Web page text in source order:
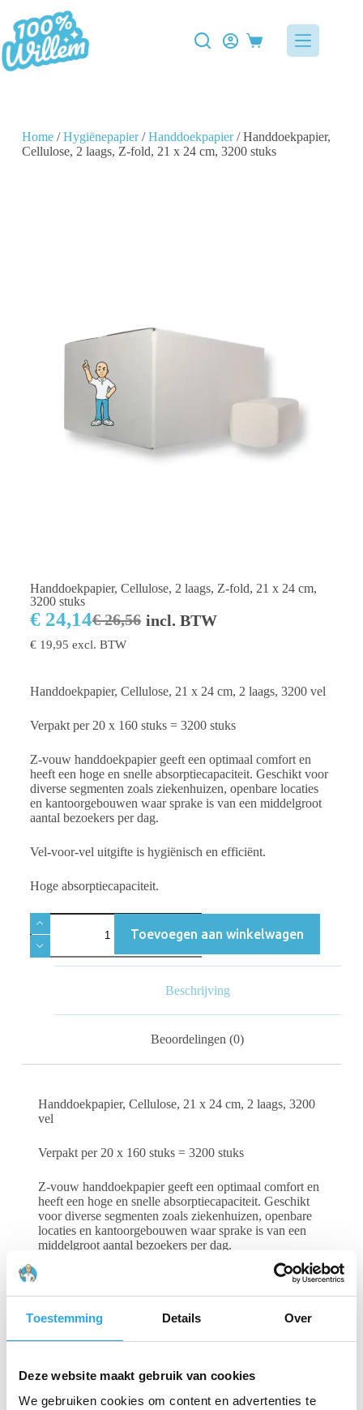
Toestemming Details Over
Deze website maakt gebruik van cookies
We gebruiken cookies om content en advertenties te
Home/Hygiënepapier/Handdoekpapier/ Handdoekpapier,
Cellulose, 2 laags, Z-fold, 21 x 24 cm, 3200 stuks
Handdoekpapier, Cellulose, 2 laags, Z-fold, 21 x 24 cm,
3200 stuks
€26,56
€24,14 incl. BTW
€19,95 excl. BTW
Handdoekpapier, Cellulose, 21 x 24 cm, 2 laags, 3200 vel
Verpakt per 20 x 160 stuks = 3200 stuks
Z-vouw handdoekpapier geeft een optimaal comfort en
heeft een hoge en snelle absorptiecapaciteit. Geschikt voor
diverse segmenten zoals ziekenhuizen, openbare locaties
en kantoorgebouwen waar sprake is van een middelgroot
aantal bezoekers per dag.
Vel-voor-vel uitgifte is hygiënisch en efficiënt.
Hoge absorptiecapaciteit.
Toevoegen aan winkelwagen
Beschrijving
Beoordelingen (0)
Handdoekpapier, Cellulose, 21 x 24 cm, 2 laags, 3200
vel
Verpakt per 20 x 160 stuks = 3200 stuks
Z-vouw handdoekpapier geeft een optimaal comfort en
heeft een hoge en snelle absorptiecapaciteit. Geschikt
voor diverse segmenten zoals ziekenhuizen, openbare
locaties en kantoorgebouwen waar sprake is van een
middelgroot aantal bezoekers per dag.
Hoge absorptiecapaciteit.